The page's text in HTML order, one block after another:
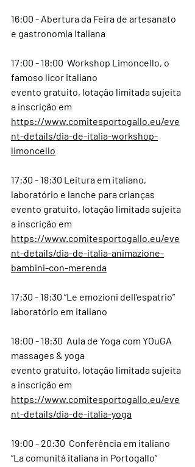
16:00 - Abertura da Feira de artesanato
e gastronomia Italiana
17:00 - 18:00  Workshop Limoncello, o
famoso licor italiano
evento gratuito, lotação limitada sujeita
a inscrição em
https://www.comitesportogallo.eu/eve
nt-details/dia-de-italia-workshop-
limoncello
17:30 - 18:30 Leitura em italiano,
laboratório e lanche para crianças
evento gratuito, lotação limitada sujeita
a inscrição em
https://www.comitesportogallo.eu/eve
nt-details/dia-de-italia-animazione-
bambini-con-merenda
17:30 - 18:30 “Le emozioni dell’espatrio”
laboratório em italiano
18:00 - 18:30  Aula de Yoga com YOuGA
massages & yoga
evento gratuito, lotação limitada sujeita
a inscrição em
https://www.comitesportogallo.eu/eve
nt-details/dia-de-italia-yoga
19:00 - 20:30  Conferência em italiano
“La comunitá italiana in Portogallo”